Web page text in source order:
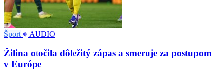
Šport AUDIO
Žilina otočila dôležitý zápas a smeruje za postupom
v Európe